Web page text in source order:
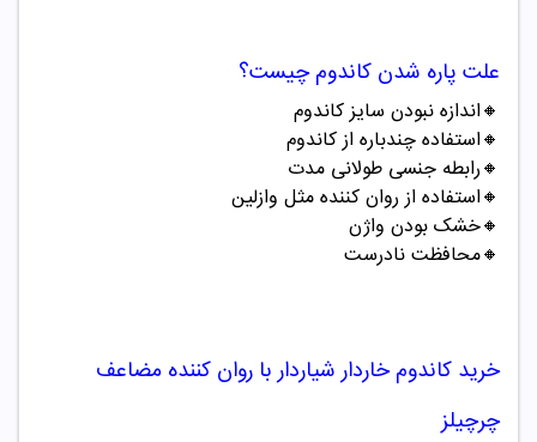
علت پاره شدن کاندوم چیست؟
🔸اندازه نبودن سایز کاندوم
🔸استفاده چندباره از کاندوم
🔸رابطه جنسی طولانی مدت
🔸استفاده از روان کننده مثل وازلین
🔸خشک بودن واژن
🔸محافظت نادرست
خرید کاندوم خاردار شیاردار با روان کننده مضاعف
چرچیلز